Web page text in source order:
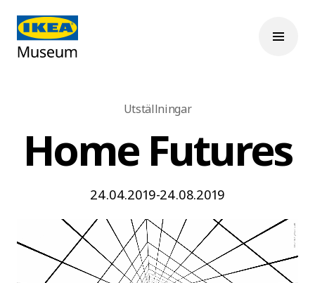
Utställningar
Home Futures
24.04.2019-24.08.2019